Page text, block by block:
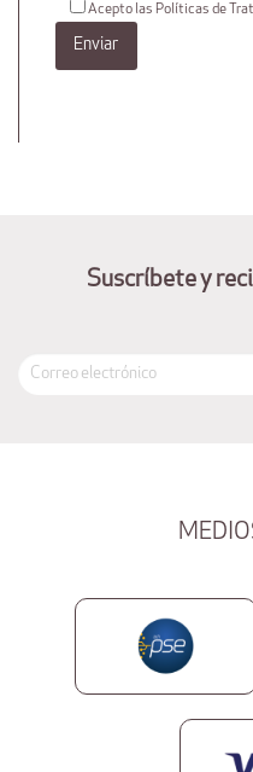
Acepto las Políticas de
Suscríbete y